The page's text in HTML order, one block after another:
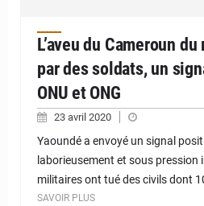
L’aveu du Cameroun
par des soldats, un
ONU et ONG
23 avril 2020
Yaoundé a envoyé un signal
laborieusement et sous pression
militaires ont tué des civils dont
SAVOIR PLUS